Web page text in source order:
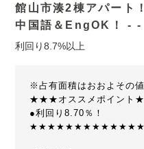
館山市湊2棟アパート
中国語＆EngOK！ - -
利回り8.7%以上
※占有面積はおおよその値
★★★オススメポイ
●利回り8.70％！